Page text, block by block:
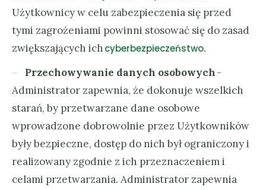
Użytkownicy w celu zabezpieczenia się przed
tymi zagrożeniami powinni stosować się do zasad
zwiększających ichcyberbezpieczeństwo.
Przechowywanie danych osobowych-
Administrator zapewnia, że dokonuje wszelkich
starań, by przetwarzane dane osobowe
wprowadzone dobrowolnie przez Użytkowników
były bezpieczne, dostęp do nich był ograniczony i
realizowany zgodnie z ich przeznaczeniem i
celami przetwarzania. Administrator zapewnia